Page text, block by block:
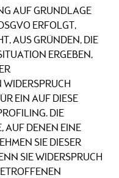
AUF GRUNDLAGE
ERFOLGT,
AUS GRÜNDEN, DIE
ERGEBEN,
EIN AUF DIESE
DIE
AUF DENEN EINE
SIE DIESER
SIE WIDERSPRUCH